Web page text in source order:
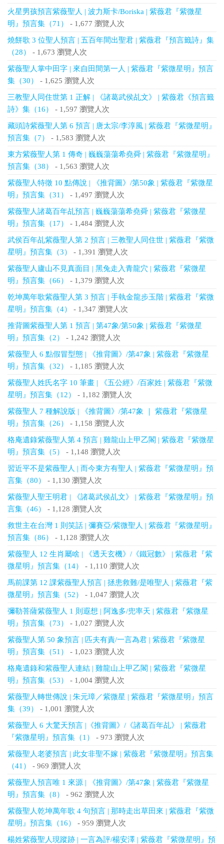
火星男孩預言紫薇聖人 | 波力斯卡/Boriska | 紫薇君『紫微星
明』預言集（71）
- 1,677 瀏覽人次
燒餅歌 3 位聖人預言 | 五百年間出聖君 | 紫薇君『預言籤詩』集
（28）
- 1,673 瀏覽人次
紫薇聖人掌中田字 | 來自田間第一人 | 紫薇君『紫微星明』預言
集（30）
- 1,625 瀏覽人次
三教聖人同住世第 1 正解 | 《諸葛武侯乩文》 | 紫薇君《預言籤
詩》集（16）
- 1,597 瀏覽人次
藏頭詩紫薇聖人第 6 預言 | 唐太宗/李淳風 | 紫薇君『紫微星明』
預言集（7）
- 1,583 瀏覽人次
東方紫薇聖人第 1 傳奇 | 巍巍蕩蕩希堯舜 | 紫薇君『紫微星明』
預言集（38）
- 1,563 瀏覽人次
紫薇聖人特徵 10 點傳說 | 《推背圖》/第50象 | 紫薇君『紫微星
明』預言集（31）
- 1,497 瀏覽人次
紫薇聖人諸葛百年乩預言 | 巍巍蕩蕩希堯舜 | 紫薇君『紫微星
明』預言集（17）
- 1,484 瀏覽人次
武侯百年乩紫薇聖人第 2 預言 | 三教聖人同住世 | 紫薇君『紫微
星明』預言集（3）
- 1,391 瀏覽人次
紫薇聖人廬山不見真面目 | 黑兔走入青龍穴 | 紫薇君『紫微星
明』預言集（66）
- 1,379 瀏覽人次
乾坤萬年歌紫薇聖人第 3 預言 | 手執金龍步玉階 | 紫薇君『紫微
星明』預言集（4）
- 1,347 瀏覽人次
推背圖紫薇聖人第 1 預言 | 第47象/第50象 | 紫薇君『紫微星
明』預言集（2）
- 1,242 瀏覽人次
紫薇聖人 6 點假冒型態 | 《推背圖》/第47象 | 紫薇君『紫微星
明』預言集（32）
- 1,185 瀏覽人次
紫薇聖人姓氏名字 10 筆畫 | 《五公經》/百家姓 | 紫薇君『紫微
星明』預言集（12）
- 1,182 瀏覽人次
紫薇聖人 7 種解說版 | 《推背圖》/第47象 ｜ 紫薇君『紫微星
明』預言集（26）
- 1,158 瀏覽人次
格庵遺錄紫薇聖人第 4 預言 | 雞龍山上甲乙閣 | 紫薇君『紫微星
明』預言集（5）
- 1,148 瀏覽人次
習近平不是紫薇聖人 | 而今東方有聖人 | 紫薇君『紫微星明』預
言集（80）
- 1,130 瀏覽人次
紫薇聖人聖王明君 | 《諸葛武侯乩文》 | 紫薇君『紫微星明』預
言集（46）
- 1,128 瀏覽人次
救世主在台灣 1 則笑話 | 彌賽亞/紫微聖人 | 紫薇君『紫微星明』
預言集（86）
- 1,128 瀏覽人次
紫薇聖人 12 生肖屬啥 | 《透天玄機》/《鐵冠數》 | 紫薇君『紫
微星明』預言集（14）
- 1,110 瀏覽人次
馬前課第 12 課紫薇聖人預言 | 拯患救難/是唯聖人 | 紫薇君『紫
微星明』預言集（52）
- 1,047 瀏覽人次
彌勒菩薩紫薇聖人 1 則遐想 | 阿逸多/兜率天 | 紫薇君『紫微星
明』預言集（73）
- 1,027 瀏覽人次
紫薇聖人第 50 象預言 | 匹夫有責/一言為君 | 紫薇君『紫微星
明』預言集（51）
- 1,023 瀏覽人次
格庵遺錄和紫薇聖人連結 | 雞龍山上甲乙閣 | 紫薇君『紫微星
明』預言集（53）
- 1,004 瀏覽人次
紫薇聖人轉世傳說 | 朱元璋／紫微星 | 紫薇君『紫微星明』預言
集（39）
- 1,001 瀏覽人次
紫薇聖人 6 大驚天預言 |《推背圖》/《諸葛百年乩》 | 紫薇君
『紫微星明』預言集（1）
- 973 瀏覽人次
紫薇聖人老婆預言 | 此女非聖不嫁 | 紫薇君『紫微星明』預言集
（41）
- 969 瀏覽人次
紫薇聖人預言唯 1 來源 | 《推背圖》/第47象 | 紫薇君『紫微星
明』預言集（8）
- 962 瀏覽人次
紫薇聖人乾坤萬年歌 4 句預言 | 那時走出草田來 | 紫薇君『紫微
星明』預言集（16）
- 959 瀏覽人次
楊姓紫薇聖人現蹤跡 | 一言為評/楊安澤 | 紫薇君『紫微星明』預